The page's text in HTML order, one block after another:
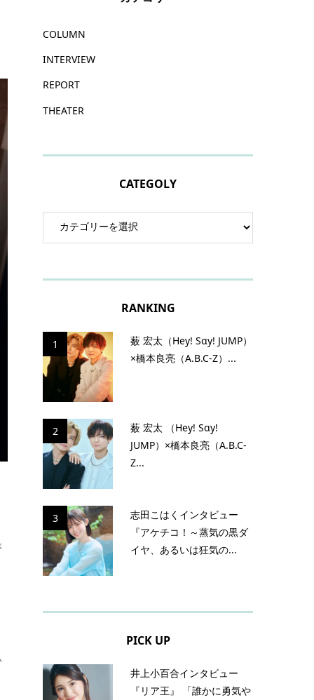
COLUMN
INTERVIEW
REPORT
THEATER
CATEGOLY
RANKING
1
薮 宏太（Hey! Sɑy! JUMP）
×橋本良亮（A.B.C-Z）...
2
薮 宏太 （Hey! Sɑy!
JUMP）×橋本良亮（A.B.C-
Z...
3
志田こはくインタビュー
『アケチコ！～蒸気の黒ダ
イヤ、あるいは狂気の...
PICK UP
井上小百合インタビュー
『リア王』 「誰かに勇気や